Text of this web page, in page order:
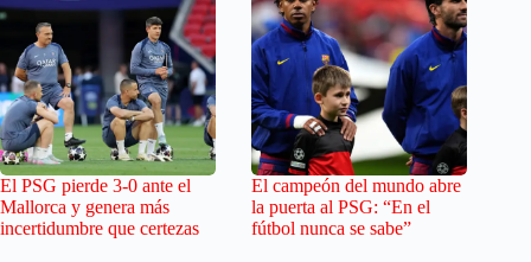
El PSG pierde 3-0 ante el
Mallorca y genera más
incertidumbre que certezas
El campeón del mundo abre
la puerta al PSG: “En el
fútbol nunca se sabe”